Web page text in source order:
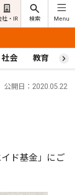
社・IR 検索 Menu
社会 教育 ス
公開日：2020.05.22
ド基金」にご